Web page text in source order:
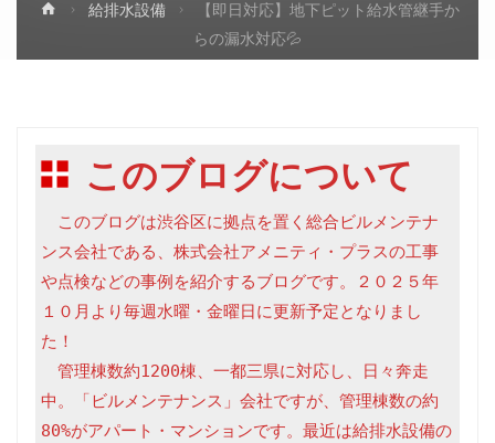
給排水設備
【即日対応】地下ピット給水管継手か
らの漏水対応💦
このブログについて
このブログは渋谷区に拠点を置く総合ビルメンテナ
ンス会社である、株式会社アメニティ・プラスの工事
や点検などの事例を紹介するブログです。２０２５年
１０月より毎週水曜・金曜日に更新予定となりまし
た！
管理棟数約1200棟、一都三県に対応し、日々奔走
中。「ビルメンテナンス」会社ですが、管理棟数の約
80%がアパート・マンションです。最近は給排水設備の